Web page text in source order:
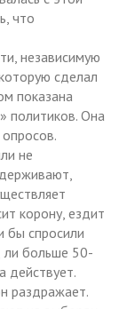
что
независимую
сделал
показана
политиков. Она
не
корону, ездит
бы спросили
ли больше 50-
действует.
раздражает.